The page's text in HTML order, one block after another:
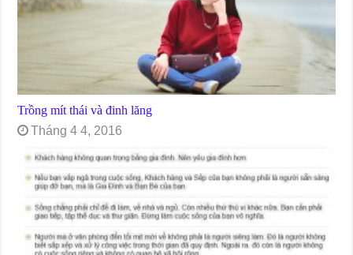
Trồng mít thái và đinh lăng
Tháng 4 4, 2016